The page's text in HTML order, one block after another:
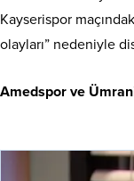
Kayserispor
olayları” nedeniyle
Amedspor ve